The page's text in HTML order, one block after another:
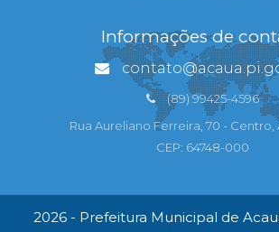
Informações de
(89) 99425-4596
Rua Aureliano Ferreira, 70 - Centro,
CEP: 64748-000
2026 - Prefeitura Municipal de